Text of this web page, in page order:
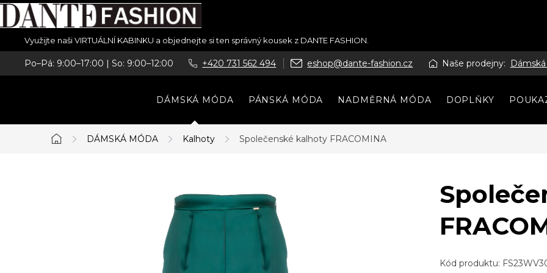
Přejít
na
obsah
Využijte naši VIRTUÁLNÍ KABINKU a objednejte si ten správný kousek z DANTE FASHION.
Po–Pá: 9:00–17:00 | So: 9:00–12:00 +420 731 562 494 eshop@dante-fashion.cz Naše prodejny:
DÁMSKÁ MÓDA PÁNSKÁ MÓDA NADMĚRNÁ MÓDA DOPLŇKY
Domů
DÁMSKÁ MÓDA Kalhoty Společenské kalhoty FRACOMINA
Kód produktu: